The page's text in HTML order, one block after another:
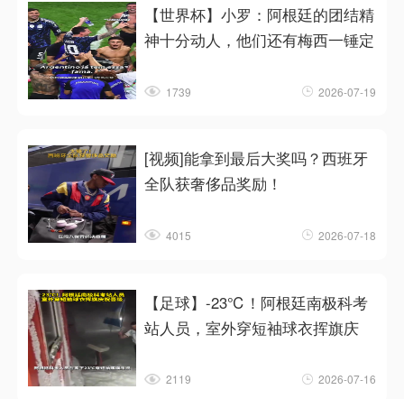
【世界杯】小罗：阿根廷的团结精
神十分动人，他们还有梅西一锤定
1739 2026-07-19
[视频]能拿到最后大奖吗？西班牙
全队获奢侈品奖励！
4015 2026-07-18
【足球】-23℃！阿根廷南极科考
站人员，室外穿短袖球衣挥旗庆
2119 2026-07-16